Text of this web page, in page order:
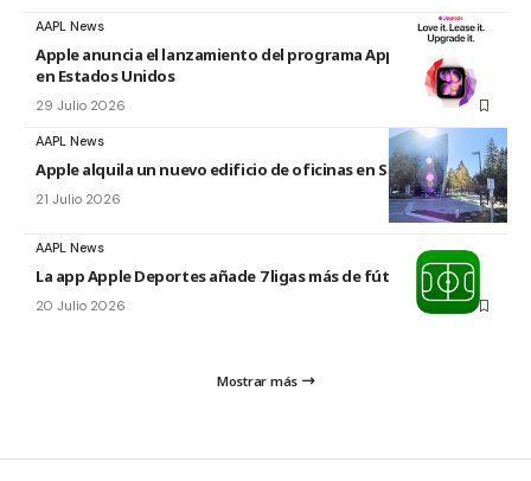
AAPL News
Apple anuncia el lanzamiento del programa Apple Upgrade
en Estados Unidos
29 Julio 2026
AAPL News
Apple alquila un nuevo edificio de oficinas en Sunnyvale
21 Julio 2026
AAPL News
La app Apple Deportes añade 7 ligas más de fútbol
20 Julio 2026
Mostrar más